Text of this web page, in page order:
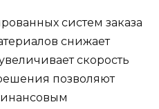
систем заказа
снижает
скорость
позволяют